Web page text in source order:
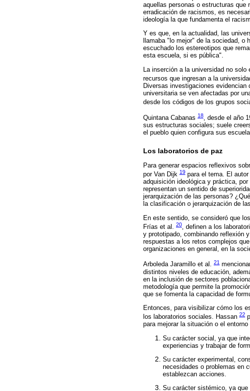
aquellas personas o estructuras
erradicación de racismos, es
ideología la que fundamenta el
Y es que, en la actualidad, las
llamaba "lo mejor" de la sociedad,
escuchado los estereotipos que
esta escuela, si es pública".
La inserción a la universidad no
recursos que ingresan a la
Diversas investigaciones
universitaria se ven afectadas por
desde los códigos de los grupos
Quintana Cabanas 18
, desde el año
sus estructuras sociales; suele
el pueblo quien configura sus
Los laboratorios de paz
Para generar espacios reflexivos
por Van Dijk 19 para el tema. El
adquisición ideológica y práctica,
representan un sentido de
jerarquización de las personas?
la clasificación o jerarquización de
En este sentido, se consideró que
Frías et al. 20, definen a los
y prototipado, combinando reflexión
respuestas a los retos complejos
organizaciones en general, en la
Arboleda Jaramillo et al. 21
distintos niveles de educación,
en la inclusión de sectores
metodología que permite la
que se fomenta la capacidad de
Entonces, para visibilizar cómo los
los laboratorios sociales. Hassan 22
para mejorar la situación o el
Su carácter social, ya que
experiencias y trabajar de
Su carácter experimental,
necesidades o problemas en
establezcan acciones.
Su carácter sistémico, ya que